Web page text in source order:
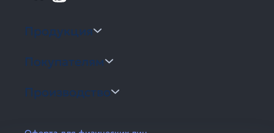
Продукция
Покупателям
Производство